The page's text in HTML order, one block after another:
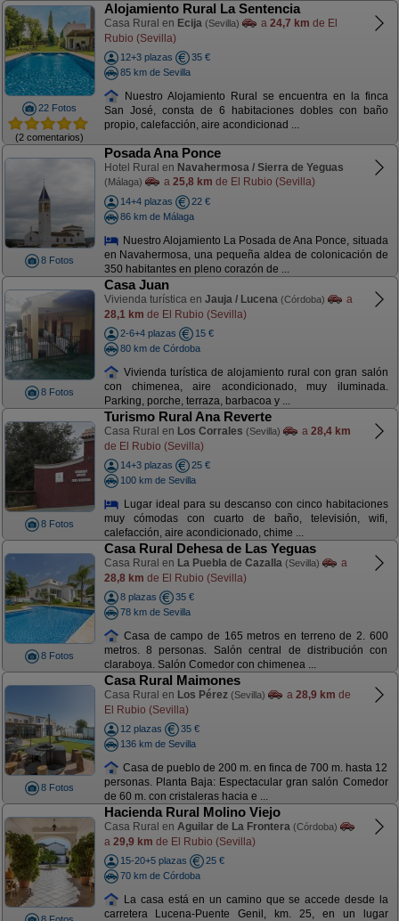
22 Fotos
(2 comentarios)
Alojamiento Rural La Sentencia
Casa Rural en Ecija (Sevilla) a 24,7 km de El
Rubio (Sevilla)
12+3 plazas
35 €
85 km de Sevilla
Nuestro Alojamiento Rural se encuentra en la finca
San José, consta de 6 habitaciones dobles con baño
propio, calefacción, aire acondicionad ...
8 Fotos
Posada Ana Ponce
Hotel Rural en Navahermosa / Sierra de Yeguas
(Málaga) a 25,8 km de El Rubio (Sevilla)
14+4 plazas
22 €
86 km de Málaga
Nuestro Alojamiento La Posada de Ana Ponce, situada
en Navahermosa, una pequeña aldea de colonicación de
350 habitantes en pleno corazón de ...
8 Fotos
Casa Juan
Vivienda turística en Jauja / Lucena (Córdoba)
a
28,1 km de El Rubio (Sevilla)
2-6+4 plazas
15 €
80 km de Córdoba
Vivienda turística de alojamiento rural con gran salón
con chimenea, aire acondicionado, muy iluminada.
Parking, porche, terraza, barbacoa y ...
8 Fotos
Turismo Rural Ana Reverte
Casa Rural en Los Corrales (Sevilla) a 28,4 km
de El Rubio (Sevilla)
14+3 plazas
25 €
100 km de Sevilla
Lugar ideal para su descanso con cinco habitaciones
muy cómodas con cuarto de baño, televisión, wifi,
calefacción, aire acondicionado, chime ...
8 Fotos
Casa Rural Dehesa de Las Yeguas
Casa Rural en La Puebla de Cazalla (Sevilla)
a
28,8 km de El Rubio (Sevilla)
8 plazas
35 €
78 km de Sevilla
Casa de campo de 165 metros en terreno de 2. 600
metros. 8 personas. Salón central de distribución con
claraboya. Salón Comedor con chimenea ...
8 Fotos
Casa Rural Maimones
Casa Rural en Los Pérez (Sevilla) a 28,9 km de
El Rubio (Sevilla)
12 plazas
35 €
136 km de Sevilla
Casa de pueblo de 200 m. en finca de 700 m. hasta 12
personas. Planta Baja: Espectacular gran salón Comedor
de 60 m. con cristaleras hacia e ...
Hacienda Rural Molino Viejo
Casa Rural en Aguilar de La Frontera (Córdoba)
a 29,9 km de El Rubio (Sevilla)
15-20+5 plazas
25 €
70 km de Córdoba
La casa está en un camino que se accede desde la
carretera Lucena-Puente Genil, km. 25, en un lugar